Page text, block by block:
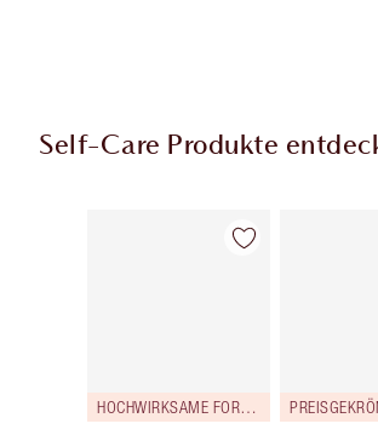
Self-Care Produkte
Artikel 1 von 113
HOCHWIRKSAME FORMEL!